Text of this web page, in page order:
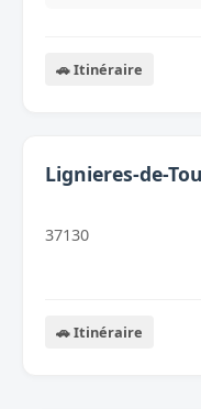
🚗 Itinéraire
Lignieres-de-
37130
🚗 Itinéraire